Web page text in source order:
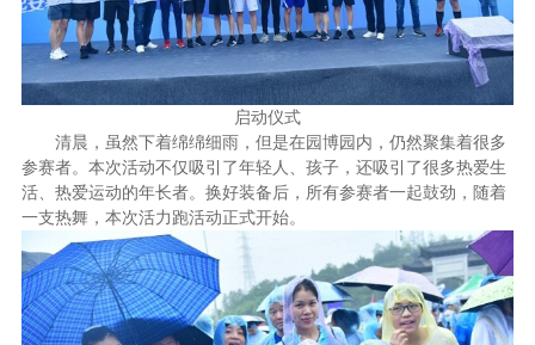
启动仪式
清晨， 虽然下着绵绵细雨，但是在园博园内，仍然聚集着很多
参赛者。本次活动不仅吸引了年轻人、孩子，还吸引了很多热爱生
活、热爱运动的年长者。换好装备后，所有参赛者一起鼓劲，随着
一支热舞，本次活力跑活动正式开始。